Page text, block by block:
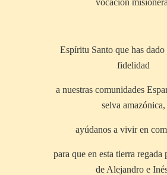
Espíritu Santo que has
fidelidad
a nuestras comunidades
selva amazónica,
ayúdanos a vivir en
para que en esta tierra regada
de Alejandro e